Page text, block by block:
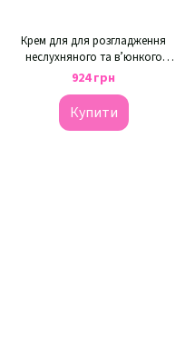
Крем для для розгладження
неслухняного та в’юнкого
волосся Inebrya Up To You Liss
Smoothing Cream
924 грн
Купити